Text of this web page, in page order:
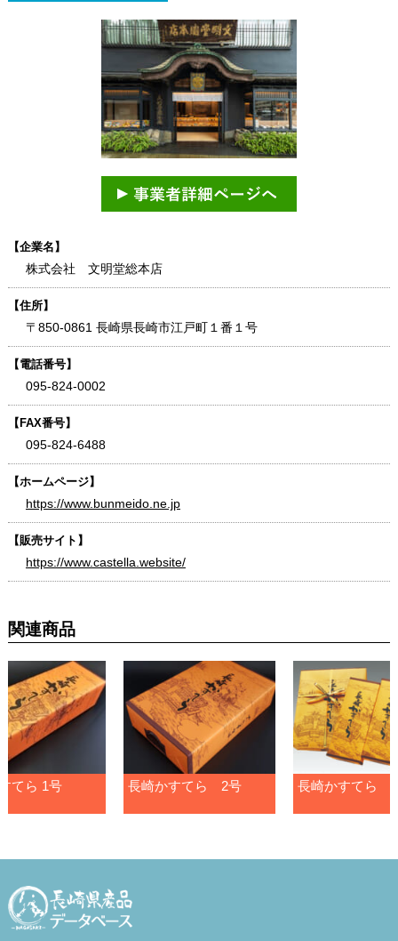
【企業名】
株式会社 文明堂総本店
【住所】
〒850-0861 長崎県長崎市江戸町１番１号
【電話番号】
095-824-0002
【FAX番号】
095-824-6488
【ホームページ】
https://www.bunmeido.ne.jp
【販売サイト】
https://www.castella.website/
関連商品
てら 1号 長崎かすてら 2号 長崎かすてら